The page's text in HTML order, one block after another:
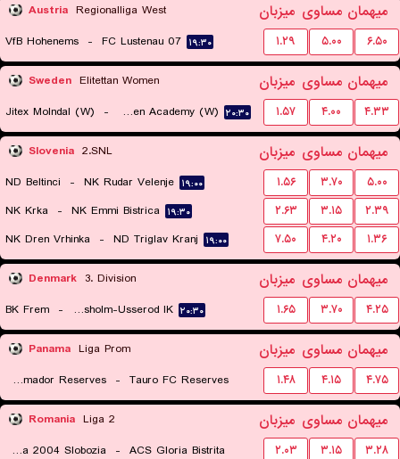
Austria Regionalliga West میزبان مساوی میهمان
VfB Hohenems - FC Lustenau 07 ۱۹:۳۰ ۱.۲۹ ۵.۰۰ ۶.۵۰
Sweden Elitettan Women میزبان مساوی میهمان
Jitex Molndal (W) - BK Hacken Academy (W) ۲۰:۳۰ ۱.۵۷ ۴.۰۰ ۴.۳۳
Slovenia 2.SNL میزبان مساوی میهمان
ND Beltinci - NK Rudar Velenje ۱۹:۰۰ ۱.۵۶ ۳.۷۰
۵.۰۰
NK Krka - NK Emmi Bistrica ۱۹:۳۰ ۲.۶۳ ۳.۱۵
۲.۳۹
NK Dren Vrhinka - ND Triglav Kranj ۱۹:۰۰ ۷.۵۰ ۴.۲۰ ۱.۳۶
Denmark 3. Division میزبان مساوی میهمان
BK Frem - Horsholm-Usserod IK ۲۰:۳۰ ۱.۶۵ ۳.۷۰ ۴.۲۵
Panama Liga Prom میزبان مساوی میهمان
Plaza Amador Reserves - Tauro FC Reserves
۱۷:۳۰
۱.۴۸ ۴.۱۵ ۴.۷۵
Romania Liga 2 میزبان مساوی میهمان
FC Unirea 2004 Slobozia - ACS Gloria Bistrita ۲.۰۳ ۳.۱۵ ۳.۲۸